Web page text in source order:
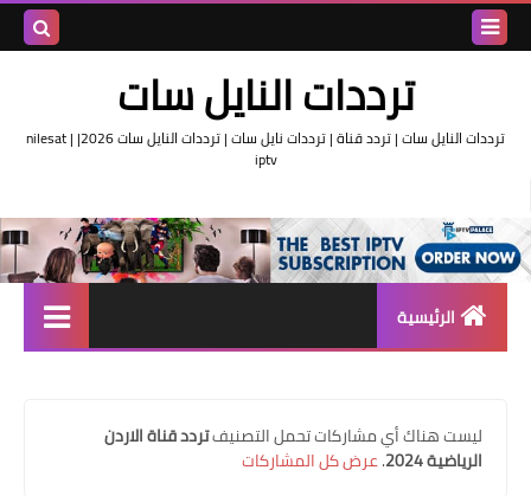
ترددات النايل سات
ترددات النايل سات | تردد قناة | ترددات نايل سات | ترددات النايل سات 2026| nilesat |
iptv
الرئيسية
اقوى ترددات النايل سات‏ليست هناك أي مشاركات تحمل التصنيفتردد قناة الاردن
الرياضية 2024
.عرض كل المشاركات